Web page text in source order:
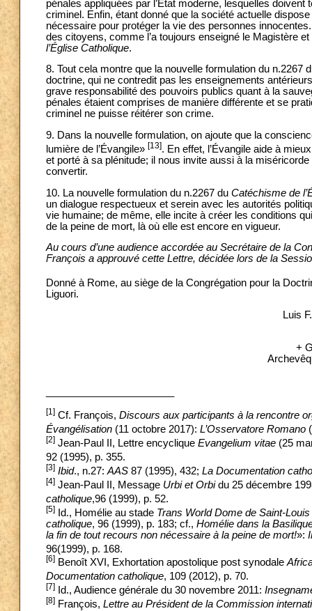
pénales appliquées par l’État moderne, lesquelles
criminel. Enfin, étant donné que la société actuelle
nécessaire pour protéger la vie des personnes
des citoyens, comme l’a toujours enseigné le Magistère
l’Église Catholique.
8. Tout cela montre que la nouvelle formulation du n.2267
doctrine, qui ne contredit pas les enseignements
grave responsabilité des pouvoirs publics quant à la
pénales étaient comprises de manière différente et se
criminel ne puisse réitérer son crime.
9. Dans la nouvelle formulation, on ajoute que la
lumière de l’Évangile» [13]. En effet, l’Évangile aide à
et porté à sa plénitude; il nous invite aussi à la
convertir.
10. La nouvelle formulation du n.2267 du Catéchisme de
un dialogue respectueux et serein avec les autorités
vie humaine; de même, elle incite à créer les conditions
de la peine de mort, là où elle est encore en vigueur.
Au cours d’une audience accordée au Secrétaire de la
François a approuvé cette Lettre, décidée lors de la
Donné à Rome, au siège de la Congrégation pour la
Liguori.
Luis
+
[1] Cf. François, Discours aux participants à la rencontre
Évangélisation (11 octobre 2017): L’Osservatore Romano
[2] Jean-Paul II, Lettre encyclique Evangelium vitae (25
92 (1995), p. 355.
[3] Ibid., n.27: AAS 87 (1995), 432; La Documentation
[4] Jean-Paul II, Message Urbi et Orbidu 25 décembre
catholique,96 (1999), p. 52.
[5] Id., Homélie au stade Trans World Dome de Saint-Louis
catholique, 96 (1999), p. 183; cf., Homélie dans la
la fin de tout recours non nécessaire à la peine de mort!»:
96(1999), p. 168.
[6] Benoît XVI, Exhortation apostolique post synodale
Documentation catholique, 109 (2012), p. 70.
[7] Id., Audience générale du 30 novembre 2011:
[8] François, Lettre au Président de la Commission